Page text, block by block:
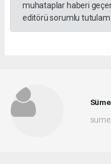
muhataplar haberi
editörü sorumlu